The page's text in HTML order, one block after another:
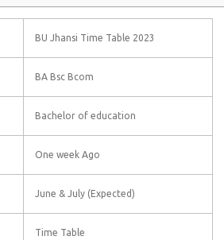
BU Jhansi Time Table 2023
BA Bsc Bcom
Bachelor of education
One week Ago
June & July (Expected)
Time Table